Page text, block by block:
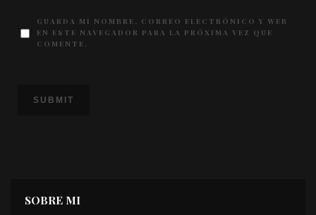
GUARDA MI NOMBRE, CORREO ELECTRÓNICO Y WEB
EN ESTE NAVEGADOR PARA LA PRÓXIMA VEZ QUE
COMENTE.
SOBRE MI